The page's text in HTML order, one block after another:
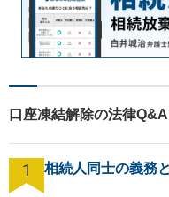
口座凍結解除の法律
1 相続人同士の義務